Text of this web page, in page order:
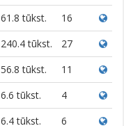
61.8 tūkst.
16
240.4 tūkst.
27
56.8 tūkst.
11
6.6 tūkst.
4
6.4 tūkst.
6